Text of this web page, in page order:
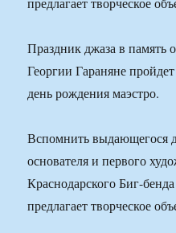
Праздник джаза в память
Георгии Гараняне
день рождения маэстро.
Вспомнить выдающегося
основателя и первого
Краснодарского Биг-
предлагает творческое